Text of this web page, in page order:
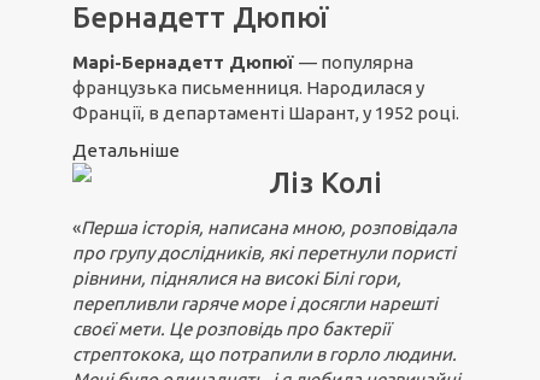
Бернадетт Дюпюї
Марі-Бернадетт Дюпюї — популярна
французька письменниця. Народилася у
Франції, в департаменті Шарант, у 1952 році.
Детальніше
Ліз Колі
«Перша історія, написана мною, розповідала
про групу дослідників, які перетнули пористі
рівнини, піднялися на високі Білі гори,
перепливли гаряче море і досягли нарешті
своєї мети. Це розповідь про бактерії
стрептокока, що потрапили в горло людини.